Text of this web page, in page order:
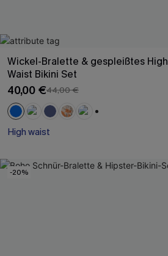
Wickel-Bralette & gespleißtes High
Waist Bikini Set
40,00 €44,00 €
High waist
-20%